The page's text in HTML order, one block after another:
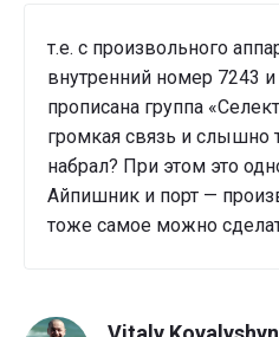
т.е. с произвольного
внутренний номер 7243 и
прописана группа
громкая связь и слышно
набрал? При этом это
Айпишник и порт —
тоже самое можно